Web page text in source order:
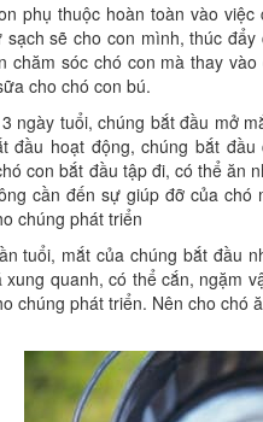
phụ thuộc hoàn toàn vào
sẽ cho con mình, thúc
chăm sóc chó con mà thay
cho chó con bú.
ngày tuổi, chúng bắt đầu mở
đầu hoạt động, chúng bắt
con bắt đầu tập đi, có thể ăn
cần đến sự giúp đỡ của
chúng phát triển
tuổi, mắt của chúng bắt đầu
quanh, có thể cắn, ngặm
chúng phát triển. Nên cho